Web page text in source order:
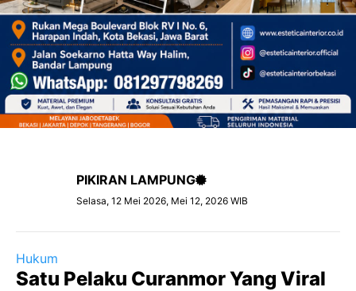
PIKIRAN LAMPUNG
Selasa, 12 Mei 2026, Mei 12, 2026 WIB
Hukum
Satu Pelaku Curanmor Yang Viral